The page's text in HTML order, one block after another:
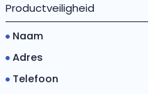
Productveiligheid
Naam
Adres
Telefoon